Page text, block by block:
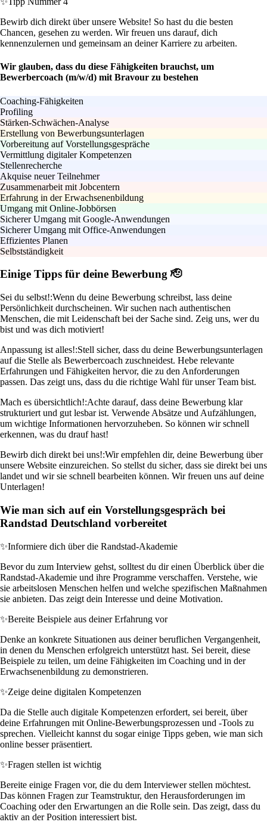
Bewirb dich direkt über unsere Website! So hast du die besten
Chancen, gesehen zu werden. Wir freuen uns darauf, dich
kennenzulernen und gemeinsam an deiner Karriere zu arbeiten.
Wir glauben, dass du diese Fähigkeiten brauchst, um
Bewerbercoach (m/w/d) mit Bravour zu bestehen
Coaching-Fähigkeiten
Profiling
Stärken-Schwächen-Analyse
Erstellung von Bewerbungsunterlagen
Vorbereitung auf Vorstellungsgespräche
Vermittlung digitaler Kompetenzen
Stellenrecherche
Akquise neuer Teilnehmer
Zusammenarbeit mit Jobcentern
Erfahrung in der Erwachsenenbildung
Umgang mit Online-Jobbörsen
Sicherer Umgang mit Google-Anwendungen
Sicherer Umgang mit Office-Anwendungen
Effizientes Planen
Selbstständigkeit
Einige Tipps für deine Bewerbung 🫡
Sei du selbst!:Wenn du deine Bewerbung schreibst, lass deine
Persönlichkeit durchscheinen. Wir suchen nach authentischen
Menschen, die mit Leidenschaft bei der Sache sind. Zeig uns, wer du
bist und was dich motiviert!
Anpassung ist alles!:Stell sicher, dass du deine Bewerbungsunterlagen
auf die Stelle als Bewerbercoach zuschneidest. Hebe relevante
Erfahrungen und Fähigkeiten hervor, die zu den Anforderungen
passen. Das zeigt uns, dass du die richtige Wahl für unser Team bist.
Mach es übersichtlich!:Achte darauf, dass deine Bewerbung klar
strukturiert und gut lesbar ist. Verwende Absätze und Aufzählungen,
um wichtige Informationen hervorzuheben. So können wir schnell
erkennen, was du drauf hast!
Bewirb dich direkt bei uns!:Wir empfehlen dir, deine Bewerbung über
unsere Website einzureichen. So stellst du sicher, dass sie direkt bei uns
landet und wir sie schnell bearbeiten können. Wir freuen uns auf deine
Unterlagen!
Wie man sich auf ein Vorstellungsgespräch bei
Randstad Deutschland vorbereitet
✨Informiere dich über die Randstad-Akademie
Bevor du zum Interview gehst, solltest du dir einen Überblick über die
Randstad-Akademie und ihre Programme verschaffen. Verstehe, wie
sie arbeitslosen Menschen helfen und welche spezifischen Maßnahmen
sie anbieten. Das zeigt dein Interesse und deine Motivation.
✨Bereite Beispiele aus deiner Erfahrung vor
Denke an konkrete Situationen aus deiner beruflichen Vergangenheit,
in denen du Menschen erfolgreich unterstützt hast. Sei bereit, diese
Beispiele zu teilen, um deine Fähigkeiten im Coaching und in der
Erwachsenenbildung zu demonstrieren.
✨Zeige deine digitalen Kompetenzen
Da die Stelle auch digitale Kompetenzen erfordert, sei bereit, über
deine Erfahrungen mit Online-Bewerbungsprozessen und -Tools zu
sprechen. Vielleicht kannst du sogar einige Tipps geben, wie man sich
online besser präsentiert.
✨Fragen stellen ist wichtig
Bereite einige Fragen vor, die du dem Interviewer stellen möchtest.
Das können Fragen zur Teamstruktur, den Herausforderungen im
Coaching oder den Erwartungen an die Rolle sein. Das zeigt, dass du
aktiv an der Position interessiert bist.